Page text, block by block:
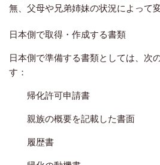
無、父母や兄弟姉妹の状況によって
日本側で取得・作成する書類
日本側で準備する書類としては、次
す：
帰化許可申請書
親族の概要を記載した書面
履歴書